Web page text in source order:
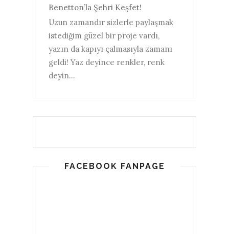
Benetton’la Şehri Keşfet!
Uzun zamandır sizlerle paylaşmak
istediğim güzel bir proje vardı,
yazın da kapıyı çalmasıyla zamanı
geldi! Yaz deyince renkler, renk
deyin...
FACEBOOK FANPAGE